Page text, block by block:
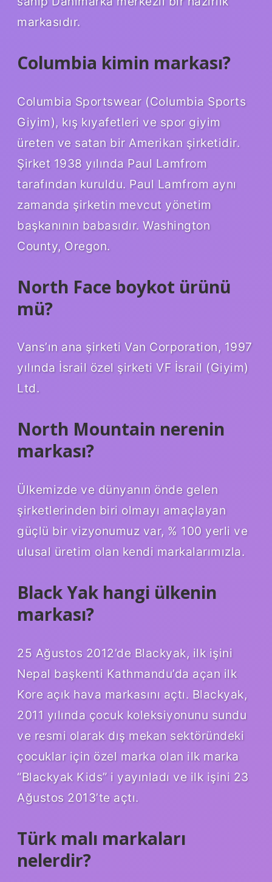
markasıdır.
Columbia kimin markası?
Columbia Sportswear (Columbia Sports
Giyim), kış kıyafetleri ve spor giyim
üreten ve satan bir Amerikan şirketidir.
Şirket 1938 yılında Paul Lamfrom
tarafından kuruldu. Paul Lamfrom aynı
zamanda şirketin mevcut yönetim
başkanının babasıdır. Washington
County, Oregon.
North Face boykot ürünü
mü?
Vans’ın ana şirketi Van Corporation, 1997
yılında İsrail özel şirketi VF İsrail (Giyim)
Ltd.
North Mountain nerenin
markası?
Ülkemizde ve dünyanın önde gelen
şirketlerinden biri olmayı amaçlayan
güçlü bir vizyonumuz var, % 100 yerli ve
ulusal üretim olan kendi markalarımızla.
Black Yak hangi ülkenin
markası?
25 Ağustos 2012’de Blackyak, ilk işini
Nepal başkenti Kathmandu’da açan ilk
Kore açık hava markasını açtı. Blackyak,
2011 yılında çocuk koleksiyonunu sundu
ve resmi olarak dış mekan sektöründeki
çocuklar için özel marka olan ilk marka
“Blackyak Kids” i yayınladı ve ilk işini 23
Ağustos 2013’te açtı.
Türk malı markaları
nelerdir?